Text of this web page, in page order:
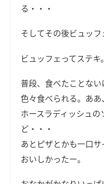
る・・・
そしてその後ビュッ
ビュッフェってステキ。
普段、食べたことな
色々食べられる。あ
ホースラディッシュ
ど・・・
あとピザとかも一口サ
おいしかったー。